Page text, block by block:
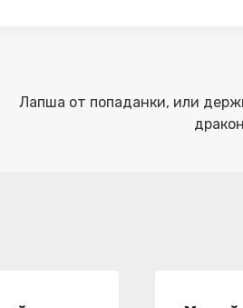
Лапша от попаданки, или